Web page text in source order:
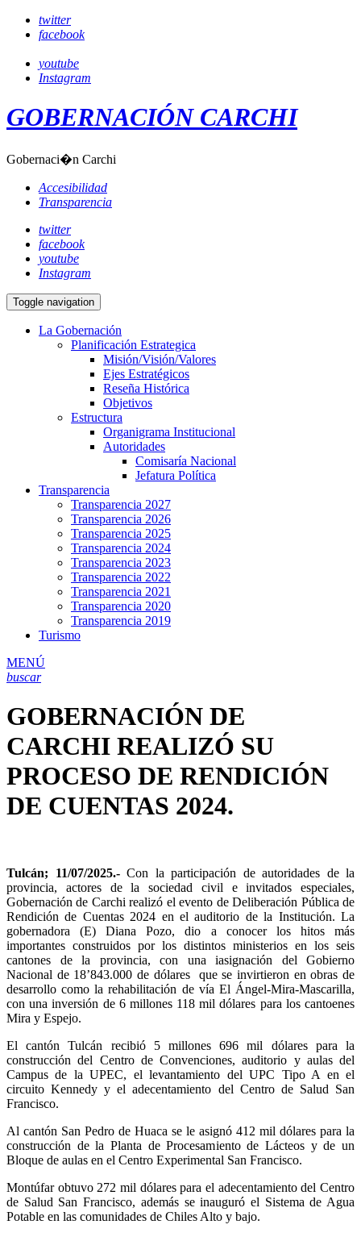
twitter
facebook
youtube
Instagram
GOBERNACIÓN CARCHI
Gobernaci�n Carchi
Accesibilidad
Transparencia
twitter
facebook
youtube
Instagram
Toggle navigation
La Gobernación
Planificación Estrategica
Misión/Visión/Valores
Ejes Estratégicos
Reseña Histórica
Objetivos
Estructura
Organigrama Institucional
Autoridades
Comisaría Nacional
Jefatura Política
Transparencia
Transparencia 2027
Transparencia 2026
Transparencia 2025
Transparencia 2024
Transparencia 2023
Transparencia 2022
Transparencia 2021
Transparencia 2020
Transparencia 2019
Turismo
MENÚ
buscar
GOBERNACIÓN DE
CARCHI REALIZÓ SU
PROCESO DE RENDICIÓN
DE CUENTAS 2024.
Tulcán; 11/07/2025.-Con la participación de autoridades de la
provincia, actores de la sociedad civil e invitados especiales,
Gobernación de Carchi realizó el evento de Deliberación Pública de
Rendición de Cuentas 2024 en el auditorio de la Institución. La
gobernadora (E) Diana Pozo, dio a conocer los hitos más
importantes construidos por los distintos ministerios en los seis
cantones de la provincia, con una iasignación del Gobierno
Nacional de 18’843.000 de dólares que se invirtieron en obras de
desarrollo como la rehabilitación de vía El Ángel-Mira-Mascarilla,
con una inversión de 6 millones 118 mil dólares para los cantoenes
Mira y Espejo.
El cantón Tulcán recibió 5 millones 696 mil dólares para la
construcción del Centro de Convenciones, auditorio y aulas del
Campus de la UPEC, el levantamiento del UPC Tipo A en el
circuito Kennedy y el adecentamiento del Centro de Salud San
Francisco.
Al cantón San Pedro de Huaca se le asignó 412 mil dólares para la
construcción de la Planta de Procesamiento de Lácteos y de un
Bloque de aulas en el Centro Experimental San Francisco.
Montúfar obtuvo 272 mil dólares para el adecentamiento del Centro
de Salud San Francisco, además se inauguró el Sistema de Agua
Potable en las comunidades de Chiles Alto y bajo.